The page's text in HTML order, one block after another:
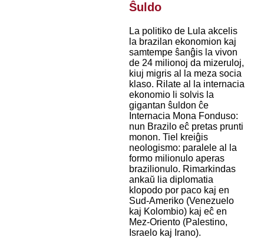
Ŝuldo
La politiko de Lula akcelis
la brazilan ekonomion kaj
samtempe ŝanĝis la vivon
de 24 milionoj da mizeruloj,
kiuj migris al la meza socia
klaso. Rilate al la internacia
ekonomio li solvis la
gigantan ŝuldon ĉe
Internacia Mona Fonduso:
nun Brazilo eĉ pretas prunti
monon. Tiel kreiĝis
neologismo: paralele al la
formo milionulo aperas
brazilionulo. Rimarkindas
ankaŭ lia diplomatia
klopodo por paco kaj en
Sud-Ameriko (Venezuelo
kaj Kolombio) kaj eĉ en
Mez-Oriento (Palestino,
Israelo kaj Irano).